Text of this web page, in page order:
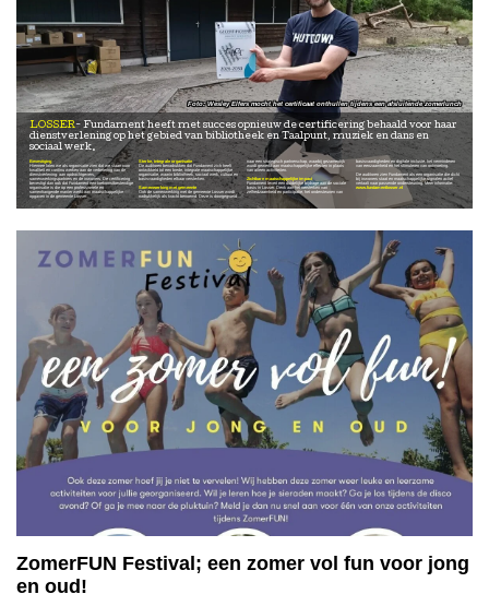
LOSSER
dienstverlening op het gebied van bibliotheek en Taalpunt, muziek en dans en
sociaal werk.
Bevestiging
Hiermee laten we als organisatie zien dat we staan voor
kwaliteit en continu werken aan de verbetering van de
dienstverlening: aan opdrachtgevers,
samenwerkingspartners en de inwoners. De certificering
bevestigt dan ook dat Fundament een toekomstbestendige
organisatie is die op een professionele en
samenhangende manier werkt aan maatschappelijke
opgaven in de gemeente Losser.
Sterke, integrale organisatie
De auditoren benadrukken dat Fundament zich heeft
ontwikkeld tot een brede, integrale maatschappelijke
organisatie, waarin bibliotheek, sociaal werk, cultuur en
basisvaardigheden elkaar versterken.
Samenwerking met gemeente
Ook de samenwerking met de gemeente Losser wordt
nadrukkelijk als kracht benoemd. Deze is doorgegroeid
naar een strategisch partnerschap, waarbij gezamenlijk
wordt gewerkt aan maatschappelijke effecten in plaats
van alleen activiteiten.
Zichtbare maatschappelijke impact
Fundament levert een duidelijke bijdrage aan de sociale
basis in Losser. Denk aan:het versterken van
zelfredzaamheid en participatie, het ondersteunen van
basisvaardigheden en digitale inclusie, het verminderen
van eenzaamheid en het stimuleren van ontmoeting.
De auditoren zien Fundament als een organisatie die dicht
bij inwoners staat en maatschappelijke signalen actief
vertaalt naar passende ondersteuning. Meer informatie:
www.fundamentlosser.nl
Wesley Elfers mocht het certificaat onthullen tijdens een afsluitende zomerlunch
ZomerFUN Festival; een zomer vol fun voor jong
en oud!